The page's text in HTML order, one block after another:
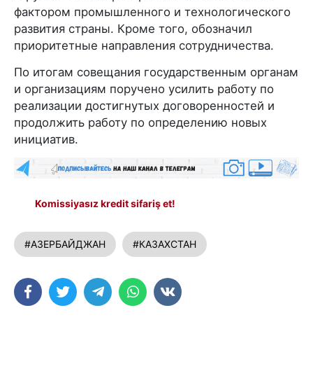
фактором промышленного и технологического
развития страны. Кроме того, обозначил
приоритетные направления сотрудничества.
По итогам совещания государственным органам
и организациям поручено усилить работу по
реализации достигнутых договоренностей и
продолжить работу по определению новых
инициатив.
Komissiyasız kredit sifariş et!
#АЗЕРБАЙДЖАН #КАЗАХСТАН